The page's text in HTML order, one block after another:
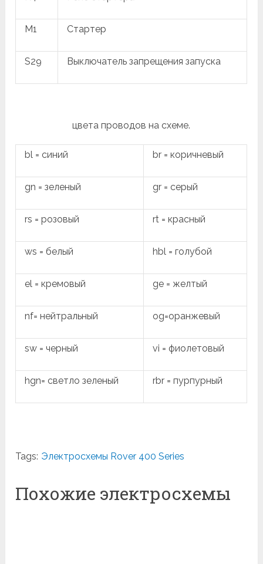
M1 Стартер
S29 Выключатель запрещения запуска
цвета проводов на схеме.
bl = синий br = коричневый
gn = зеленый gr = серый
rs = розовый rt = красный
ws = белый hbl = голубой
el = кремовый ge = желтый
nf= нейтральный og=оранжевый
sw = черный vi = фиолетовый
hgn= светло зеленый rbr = пурпурный
Tags: Электросхемы Rover 400 Series
Похожие электросхемы